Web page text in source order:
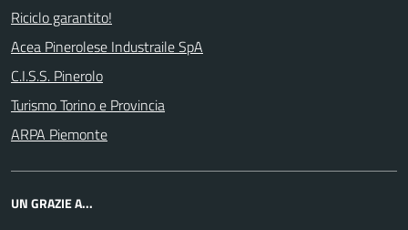
Riciclo garantito!
Acea Pinerolese Industraile SpA
C.I.S.S. Pinerolo
Turismo Torino e Provincia
ARPA Piemonte
UN GRAZIE A...